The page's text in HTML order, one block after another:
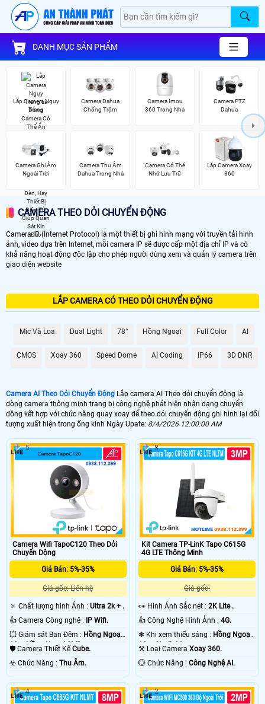
DANH MỤC SẢN PHẨM
Lắp Camera Ngụy
Trang
Camera Dahua
Chống Trộm
Camera Imou
360 Trong Nhà
Camera PTZ
Dahua
Camera Ghi Âm
Ngoài Trời
Camera Thu Âm
Dahua Trong Nhà
Camera Có Thẻ
Nhớ Lưu Trữ
Lắp Camera Xoay
360
CAMERA THEO DỎI CHUYỂN ĐỘNG
Camera IP (Internet Protocol) là một thiết bị ghi hình mạng với truyền tải hình
ảnh, video dựa trên Internet, mỗi camera IP sẽ được cấp một địa chỉ IP và có
khả năng hoạt động độc lập cho phép người dùng xem và quản lý camera trên
giao diện website
LẮP CAMERA CÓ THEO DỎI CHUYỂN ĐỘNG
Mic Và Loa Dual Light 78° Hồng Ngoại Full Color AI
CMOS Xoay 360 Speed Dome AI Coding IP66 3D DNR
Camera AI Theo Dỏi Chuyển Động Lắp camera AI Theo dỏi chuyển đông là
dòng camera thông minh trang bị công nghệ phát hiện nhận dạng chuyển
đông kết hợp với chức năng quay xoay để theo dỏi chuyển động ghi hình lại đối
tượng xuất hiện trong ống kính Ngày Upate: 8/4/2026 12:00:00 AM
Camera Wifi TapoC120 Theo Dỏi
Chuyển Dộng
Giá Bán: 5%-35%
Giá gốc: Liên hệ
🔅 Chất lượng hình Ảnh : Ultra 2k + .
👍 Camera Công nghệ : IP Wifi.
💥 Giám sát Ban Đêm : Hồng Ngoại
10m Hồng Ngoại SMD.
🛡 Camera Thiết KếCube.
️☣️ Chức Năng : Thu Âm.
5
Kit Camera TP-LinK Tapo C615G
4G LTE Thông Minh
Giá Bán: 5%-35%
Giá gốc:
️👀 Hình Ảnh Sắc nét :2K Lite .
👍 Công Nghệ Hình Ảnh :4G.
❃ Khi xem thiếu sáng : Hồng Ngoại
10m Starlight.
⚒ Loại CameraXoay 360.
️💮 Chức Năng :Công Nghệ AI.
8
4 2